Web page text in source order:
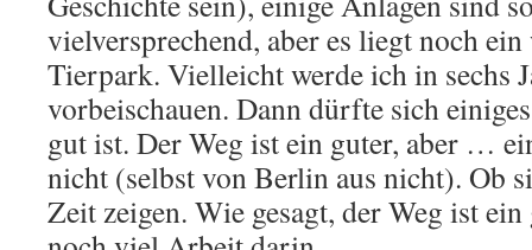
vielversprechend, aber es liegt noch
Tierpark. Vielleicht werde ich in sechs
vorbeischauen. Dann dürfte sich
gut ist. Der Weg ist ein guter, aber …
nicht (selbst von Berlin aus nicht). Ob
Zeit zeigen. Wie gesagt, der Weg ist